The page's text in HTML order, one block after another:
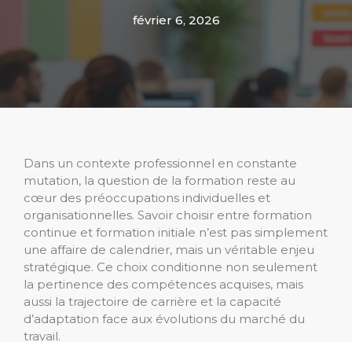
février 6, 2026
Dans un contexte professionnel en constante
mutation, la question de la formation reste au
cœur des préoccupations individuelles et
organisationnelles. Savoir choisir entre formation
continue et formation initiale n’est pas simplement
une affaire de calendrier, mais un véritable enjeu
stratégique. Ce choix conditionne non seulement
la pertinence des compétences acquises, mais
aussi la trajectoire de carrière et la capacité
d’adaptation face aux évolutions du marché du
travail.